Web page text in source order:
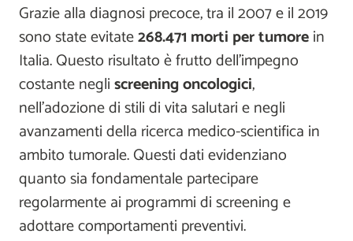
Grazie alla diagnosi precoce, tra il 2007 e il 2019
sono state evitate268.471 morti per tumorein
Italia. Questo risultato è frutto dell’impegno
costante negliscreening oncologici,
nell’adozione di stili di vita salutari e negli
avanzamenti della ricerca medico-scientifica in
ambito tumorale. Questi dati evidenziano
quanto sia fondamentale partecipare
regolarmente ai programmi di screening e
adottare comportamenti preventivi.